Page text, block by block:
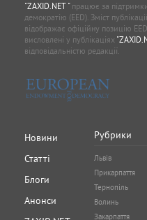
"ZAXID.NET "працює за
демократію (EED). Зміст
відображає офіційну позицію
висловлені у публікаціях
відповідальністю редакції.
Новини
Статті
Блоги
Анонси
Рубрики
Львів
Прикарпаття
Тернопіль
Волинь
Закарпаття